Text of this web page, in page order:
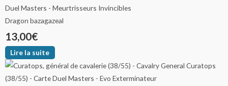
Dragon bazagazeal
13,00€
Lire la suite